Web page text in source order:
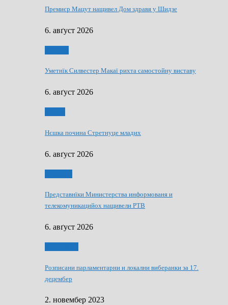
Премиєр Мацут нащивел Дом здравя у Шидзе
6. авґуст 2026
Уметнїк Силвестер Макаї рихта самостойну виставу
6. авґуст 2026
Нєшка почина Стретнуце младих
6. авґуст 2026
Представнїки Министерства информованя и
телекомуникацийох нащивели РТВ
6. авґуст 2026
Розписани парламентарни и локални виберанки за 17.
децембер
2. новембер 2023